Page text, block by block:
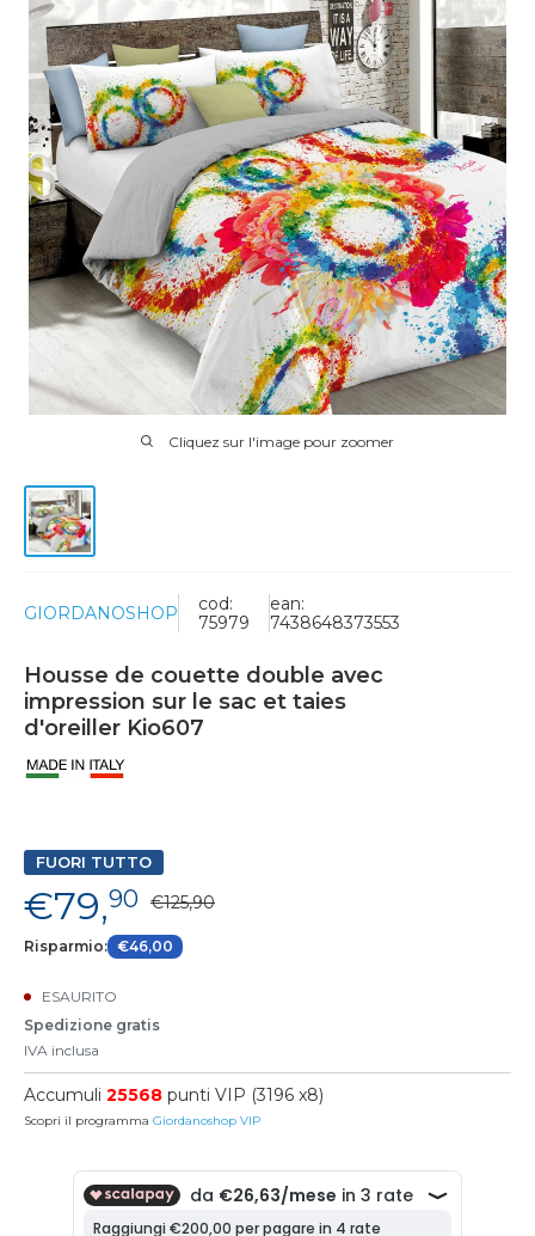
Cliquez sur l'image pour zoomer
GIORDANOSHOP
cod:
75979
ean:
7438648373553
Housse de couette double avec
impression sur le sac et taies
d'oreiller Kio607
FUORI TUTTO
€79,90 €125,90
Risparmio: €46,00
ESAURITO
Spedizione gratis
IVA inclusa
Accumuli 25568 punti VIP (3196 x8)
Scopri il programma Giordanoshop VIP